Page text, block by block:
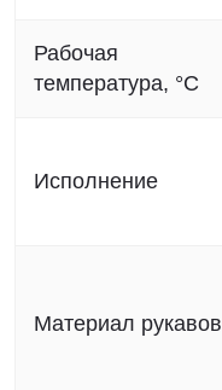
Рабочая
температура, °C
Исполнение
Материал рукавов